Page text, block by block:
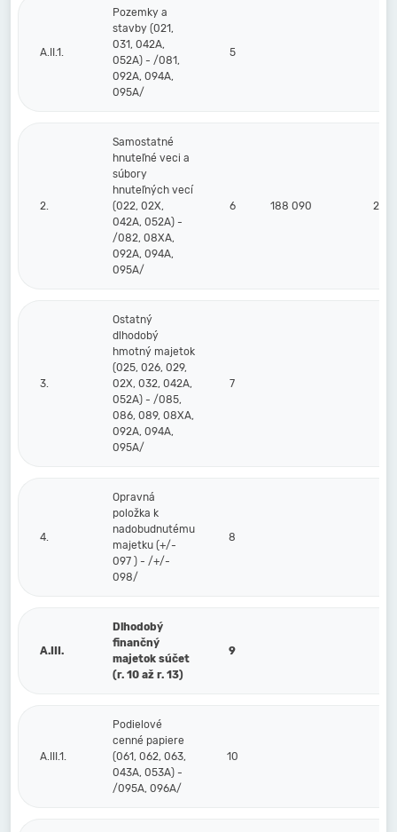
A.II.1.
Pozemky a
stavby (021,
031, 042A,
052A) - /081,
092A, 094A,
095A/
5
2.
Samostatné
hnuteľné veci a
súbory
hnuteľných vecí
(022, 02X,
042A, 052A) -
/082, 08XA,
092A, 094A,
095A/
6 188 090 244
3.
Ostatný
dlhodobý
hmotný majetok
(025, 026, 029,
02X, 032, 042A,
052A) - /085,
086, 089, 08XA,
092A, 094A,
095A/
7
4.
Opravná
položka k
nadobudnutému
majetku (+/-
097 ) - /+/-
098/
8
A.III.
Dlhodobý
finančný
majetok súčet
(r. 10 až r. 13)
9
A.III.1.
Podielové
cenné papiere
(061, 062, 063,
043A, 053A) -
/095A, 096A/
10